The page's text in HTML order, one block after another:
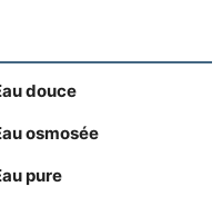
douce
osmosée
pure